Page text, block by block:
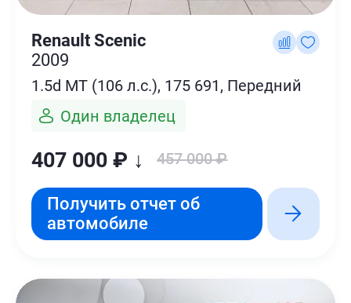
Renault Scenic
2009
1.5d MT (106 л.с.), 175 691, Передний
Один владелец
407 000 ₽ ↓ 457 000 ₽
Получить отчет об
автомобиле